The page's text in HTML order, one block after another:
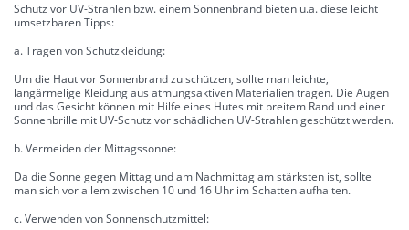
Schutz vor UV-Strahlen bzw. einem Sonnenbrand bieten u.a. diese leicht
umsetzbaren Tipps:
a. Tragen von Schutzkleidung:
Um die Haut vor Sonnenbrand zu schützen, sollte man leichte,
langärmelige Kleidung aus atmungsaktiven Materialien tragen. Die Augen
und das Gesicht können mit Hilfe eines Hutes mit breitem Rand und einer
Sonnenbrille mit UV-Schutz vor schädlichen UV-Strahlen geschützt werden.
b. Vermeiden der Mittagssonne:
Da die Sonne gegen Mittag und am Nachmittag am stärksten ist, sollte
man sich vor allem zwischen 10 und 16 Uhr im Schatten aufhalten.
c. Verwenden von Sonnenschutzmittel: